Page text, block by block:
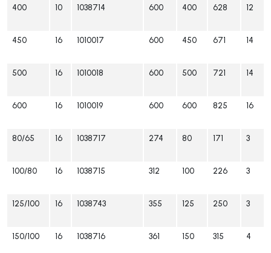
400 10 1038714 600 400 628 12
450 16 1010017 600 450 671 14
500 16 1010018 600 500 721 14
600 16 1010019 600 600 825 16
80/65 16 1038717 274 80 171 3
100/80 16 1038715 312 100 226 3
125/100 16 1038743 355 125 250 3
150/100 16 1038716 361 150 315 4